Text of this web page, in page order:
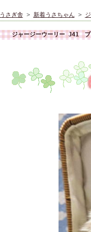
うさぎ舎> 新着うさちゃん >
ジャージーウーリー J41